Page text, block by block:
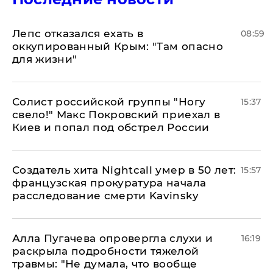
Лепс отказался ехать в
оккупированный Крым: "Там опасно
для жизни"
08:59
Солист российской группы "Ногу
свело!" Макс Покровский приехал в
Киев и попал под обстрел России
15:37
Создатель хита Nightcall умер в 50 лет:
французская прокуратура начала
расследование смерти Kavinsky
15:57
Алла Пугачева опровергла слухи и
раскрыла подробности тяжелой
травмы: "Не думала, что вообще
16:19